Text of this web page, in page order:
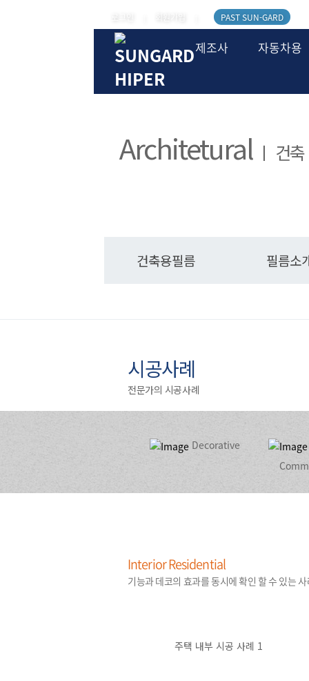
PAST SUN-GARD
제조사 자동차용
Architetural ㅣ 건축
건축용필름 필름소
시공사례
전문가의 시공사례
Decorative
Interior Residential
기능과 데코의 효과를 동시에 확인 할 수 있는
주택 내부 시공 사례 1